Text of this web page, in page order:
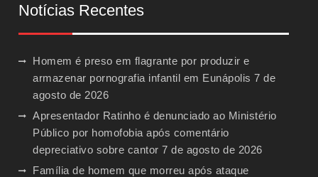
Notícias Recentes
Homem é preso em flagrante por produzir e
armazenar pornografia infantil em Eunápolis 7 de
agosto de 2026
Apresentador Ratinho é denunciado ao Ministério
Público por homofobia após comentário
depreciativo sobre cantor 7 de agosto de 2026
Família de homem que morreu após ataque